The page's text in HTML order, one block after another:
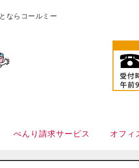
ならコールミー
べんり請求サービス オフィ